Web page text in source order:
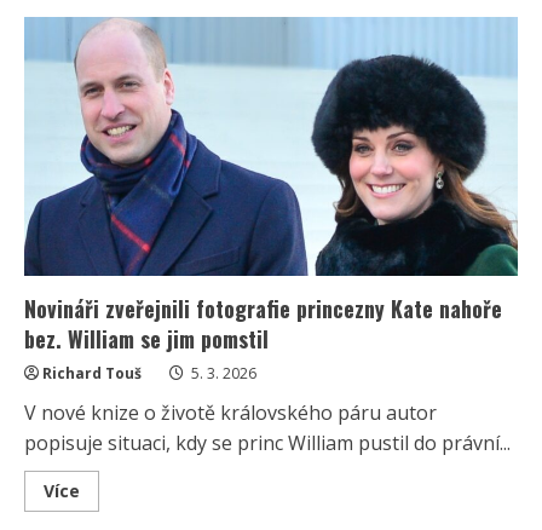
Kate
učinila
po
letech
zásadní
rozhodnutí:
Zahraniční
cesta
může
být
znakem
lepší
kondice
Novináři zveřejnili fotografie princezny Kate nahoře
bez. William se jim pomstil
Richard Touš 5. 3. 2026
V nové knize o životě královského páru autor
popisuje situaci, kdy se princ William pustil do právní...
Více
more